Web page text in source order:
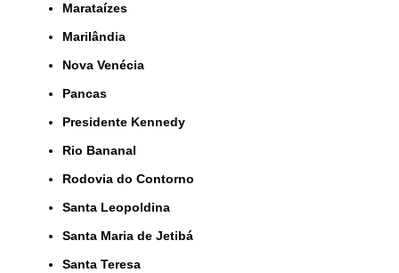
Marataízes
Marilândia
Nova Venécia
Pancas
Presidente Kennedy
Rio Bananal
Rodovia do Contorno
Santa Leopoldina
Santa Maria de Jetibá
Santa Teresa